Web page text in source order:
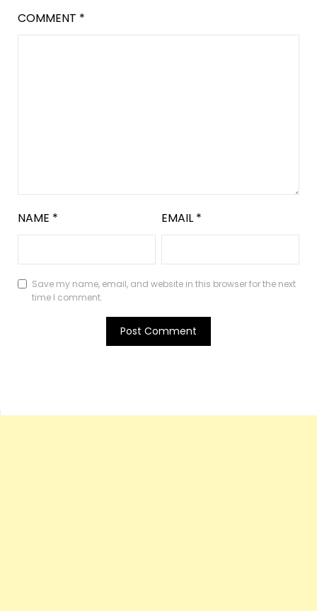
COMMENT *
NAME * EMAIL *
Save my name, email, and website in this browser for the next
time I comment.